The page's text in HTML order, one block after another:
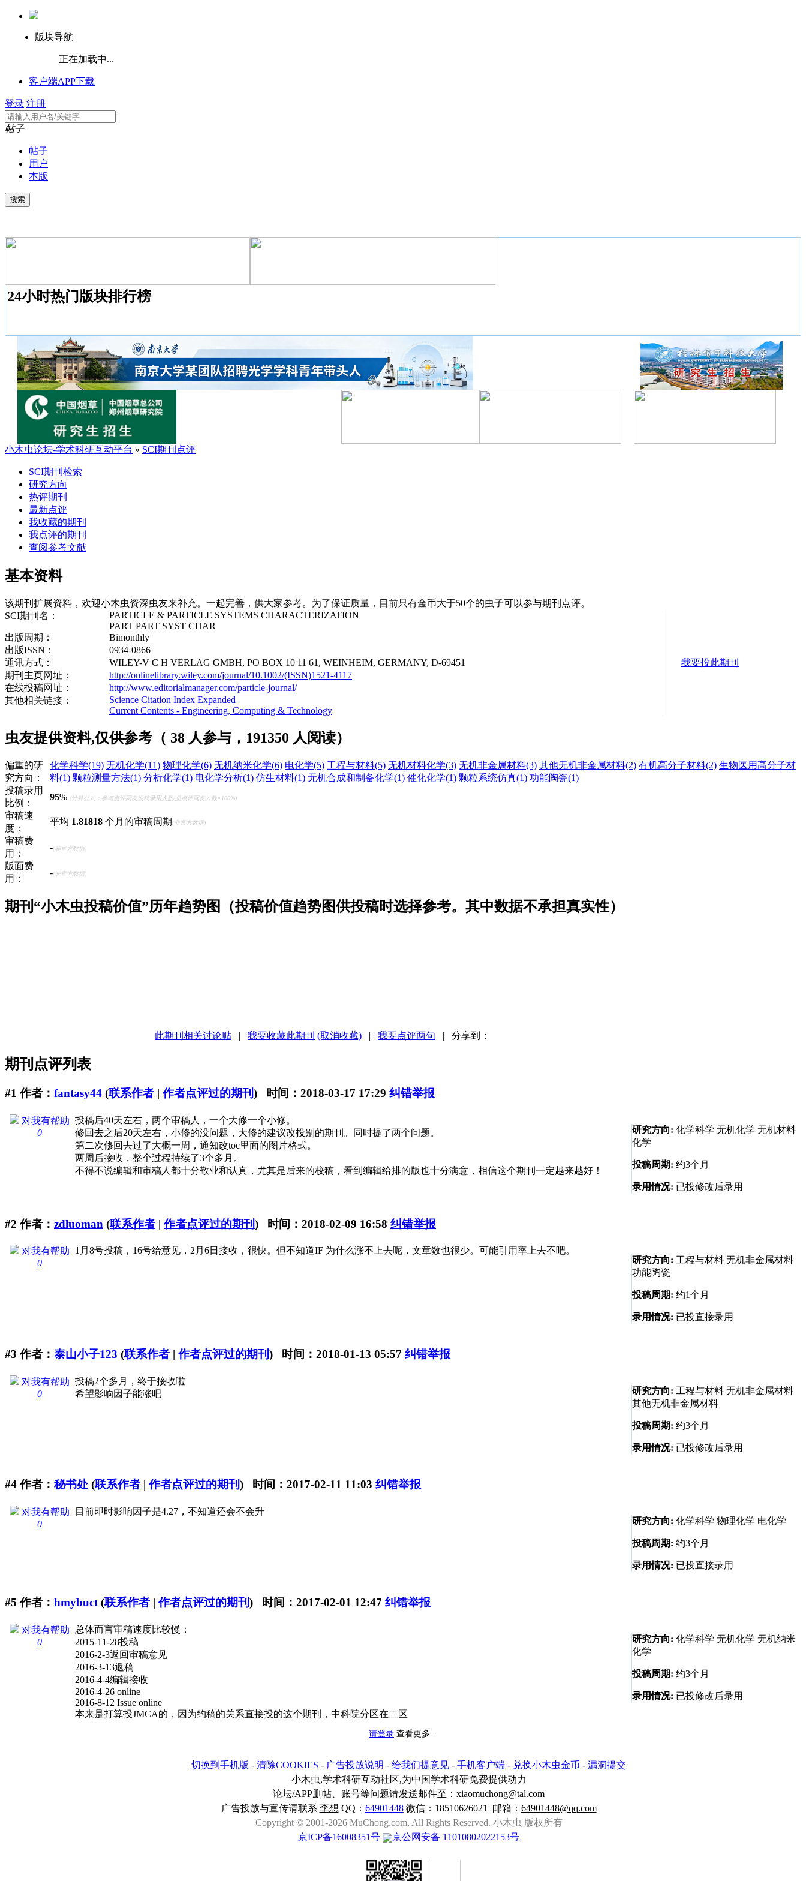
版块导航
正在加载中...
客户端APP下载
登录 注册
帖子
帖子
用户
本版
24小时热门版块排行榜
小木虫论坛-学术科研互动平台 » SCI期刊点评
SCI期刊检索
研究方向
热评期刊
最新点评
我收藏的期刊
我点评的期刊
查阅参考文献
基本资料
该期刊扩展资料，欢迎小木虫资深虫友来补充。一起完善，供大家参考。为了保证质量，目前只有金币大于50个的虫子可以参与期刊点评。
SCI期刊名：
PARTICLE & PARTICLE SYSTEMS CHARACTERIZATION
PART PART SYST CHAR
我要投此期刊
出版周期：
Bimonthly
出版ISSN：
0934-0866
通讯方式：
WILEY-V C H VERLAG GMBH, PO BOX 10 11 61, WEINHEIM, GERMANY, D-69451
期刊主页网址：
http://onlinelibrary.wiley.com/journal/10.1002/(ISSN)1521-4117
在线投稿网址：
http://www.editorialmanager.com/particle-journal/
其他相关链接：
Science Citation Index Expanded
Current Contents - Engineering, Computing & Technology
虫友提供资料,仅供参考（ 38 人参与，191350 人阅读）
偏重的研
究方向：
化学科学(19) 无机化学(11) 物理化学(6) 无机纳米化学(6) 电化学(5) 工程与材料(5) 无机材料化学(3) 无机非金属材料(3) 其他无机非金属材料(2) 有机高分子材料(2) 生物医用高分子材
料(1) 颗粒测量方法(1) 分析化学(1) 电化学分析(1) 仿生材料(1) 无机合成和制备化学(1) 催化化学(1) 颗粒系统仿真(1) 功能陶瓷(1)
投稿录用
比例：
95% (计算公式：参与点评网友投稿录用人数/总点评网友人数×100%)
审稿速
度：
平均 1.81818 个月的审稿周期(非官方数据)
审稿费
用：
-(非官方数据)
版面费
用：
-(非官方数据)
期刊“小木虫投稿价值”历年趋势图（投稿价值趋势图供投稿时选择参考。其中数据不承担真实性）
此期刊相关讨论贴 | 我要收藏此期刊 (取消收藏) | 我要点评两句 | 分享到：
期刊点评列表
#1 作者： fantasy44 (联系作者 |作者点评过的期刊) 时间：2018-03-17 17:29 纠错举报
对我有帮助
0
投稿后40天左右，两个审稿人，一个大修一个小修。
修回去之后20天左右，小修的没问题，大修的建议改投别的期刊。同时提了两个问题。
第二次修回去过了大概一周，通知改toc里面的图片格式。
两周后接收，整个过程持续了3个多月。
不得不说编辑和审稿人都十分敬业和认真，尤其是后来的校稿，看到编辑给排的版也十分满意，相信这个期刊一定越来越好！
研究方向: 化学科学 无机化学 无机材料
化学
投稿周期: 约3个月
录用情况: 已投修改后录用
#2 作者： zdluoman (联系作者 |作者点评过的期刊) 时间：2018-02-09 16:58 纠错举报
对我有帮助
0
1月8号投稿，16号给意见，2月6日接收，很快。但不知道IF 为什么涨不上去呢，文章数也很少。可能引用率上去不吧。
研究方向: 工程与材料 无机非金属材料
功能陶瓷
投稿周期: 约1个月
录用情况: 已投直接录用
#3 作者： 泰山小子123 (联系作者 |作者点评过的期刊) 时间：2018-01-13 05:57 纠错举报
对我有帮助
0
投稿2个多月，终于接收啦
希望影响因子能涨吧
研究方向: 工程与材料 无机非金属材料
其他无机非金属材料
投稿周期: 约3个月
录用情况: 已投修改后录用
#4作者： 秘书处 (联系作者 |作者点评过的期刊) 时间：2017-02-11 11:03 纠错举报
对我有帮助
0
目前即时影响因子是4.27，不知道还会不会升
研究方向: 化学科学 物理化学 电化学
投稿周期: 约3个月
录用情况: 已投直接录用
#5 作者： hmybuct (联系作者 |作者点评过的期刊) 时间：2017-02-01 12:47 纠错举报
对我有帮助
0
总体而言审稿速度比较慢：
2015-11-28投稿
2016-2-3返回审稿意见
2016-3-13返稿
2016-4-4编辑接收
2016-4-26 online
2016-8-12 Issue online
本来是打算投JMCA的，因为约稿的关系直接投的这个期刊，中科院分区在二区
研究方向: 化学科学 无机化学 无机纳米
化学
投稿周期: 约3个月
录用情况: 已投修改后录用
请登录 查看更多...
切换到手机版 - 清除COOKIES - 广告投放说明 - 给我们提意见 - 手机客户端 - 兑换小木虫金币 - 漏洞提交
小木虫,学术科研互动社区,为中国学术科研免费提供动力
论坛/APP删帖、账号等问题请发送邮件至：xiaomuchong@tal.com
广告投放与宣传请联系 李想 QQ： 64901448微信：18510626021 邮箱： 64901448@qq.com
Copyright © 2001-2026 MuChong.com, All Rights Reserved. 小木虫 版权所有
京ICP备16008351号
京公网安备 11010802022153号